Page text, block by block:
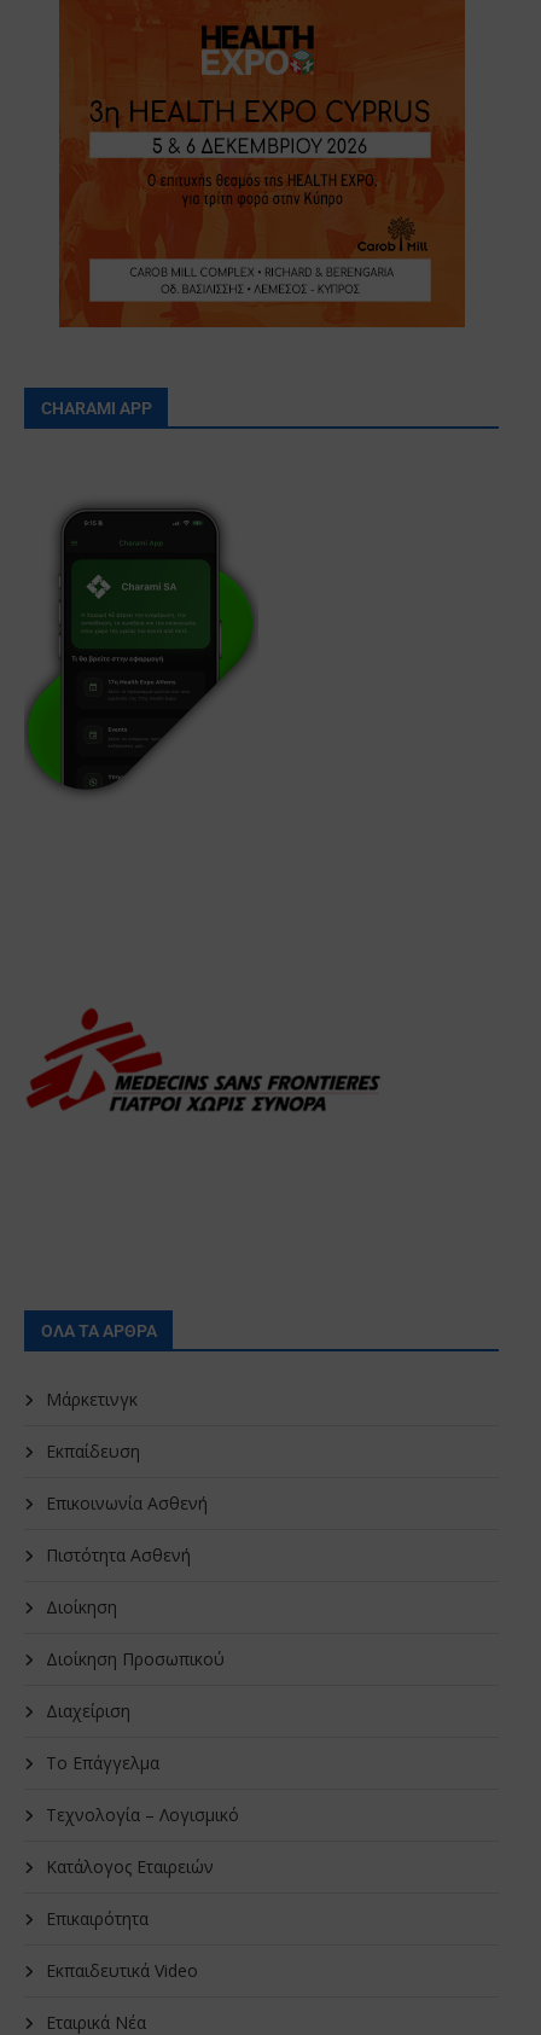
CHARAMI APP
ΟΛΑ ΤΑ ΑΡΘΡΑ
Μάρκετινγκ
Εκπαίδευση
Επικοινωνία Ασθενή
Πιστότητα Ασθενή
Διοίκηση
Διοίκηση Προσωπικού
Διαχείριση
Το Επάγγελμα
Τεχνολογία – Λογισμικό
Κατάλογος Εταιρειών
Επικαιρότητα
Εκπαιδευτικά Video
Εταιρικά Νέα